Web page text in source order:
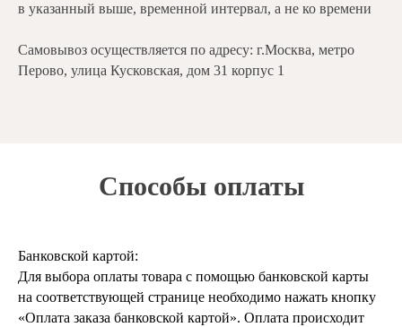
в указанный выше, временной интервал, а не ко времени
Самовывоз осуществляется по адресу: г.Москва, метро
Перово, улица Кусковская, дом 31 корпус 1
Способы оплаты
Банковской картой:
Для выбора оплаты товара с помощью банковской карты
на соответствующей странице необходимо нажать кнопку
«Оплата заказа банковской картой». Оплата происходит